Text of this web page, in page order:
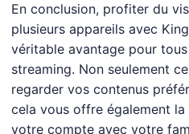
En conclusion, profiter du
plusieurs appareils avec
véritable avantage pour
streaming. Non seulement
regarder vos contenus
cela vous offre également
votre compte avec votre